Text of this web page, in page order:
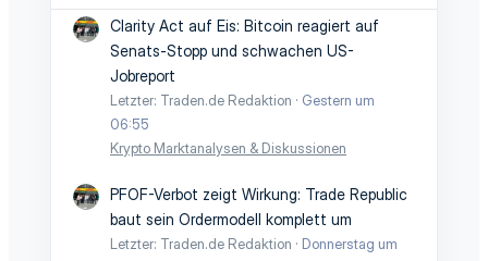
Clarity Act auf Eis: Bitcoin reagiert auf
Senats-Stopp und schwachen US-
Jobreport
Letzter: Traden.de Redaktion
Gestern um
06:55
Krypto Marktanalysen & Diskussionen
PFOF-Verbot zeigt Wirkung: Trade Republic
baut sein Ordermodell komplett um
Letzter: Traden.de Redaktion
Donnerstag um